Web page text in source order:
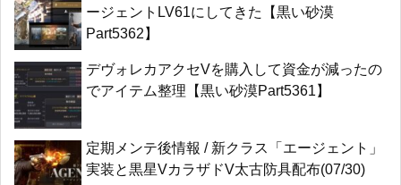
ージェントLV61にしてきた【黒い砂漠
Part5362】
デヴォレカアクセVを購入して資金が減ったの
でアイテム整理【黒い砂漠Part5361】
定期メンテ後情報 / 新クラス「エージェント」
実装と黒星VカラザドV太古防具配布(07/30)